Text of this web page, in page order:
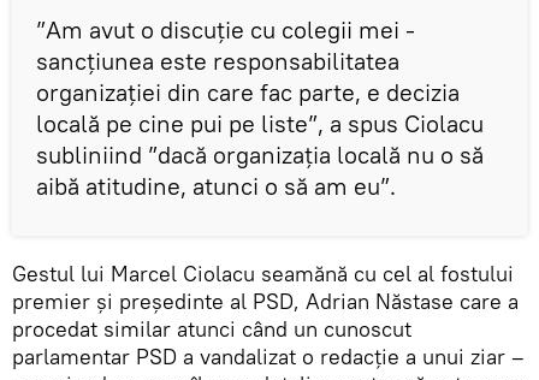
”Am avut o discuție cu colegii mei -
sancțiunea este responsabilitatea
organizației din care fac parte, e decizia
locală pe cine pui pe liste”, a spus Ciolacu
subliniind ”dacă organizația locală nu o să
aibă atitudine, atunci o să am eu”.
Gestul lui Marcel Ciolacu seamănă cu cel al fostului
premier și președinte al PSD, Adrian Năstase care a
procedat similar atunci când un cunoscut
parlamentar PSD a vandalizat o redacție a unui ziar –